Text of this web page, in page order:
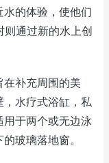
的体验，使他们
通过新的水上创
在补充周围的美
水疗式浴缸，私
于两个或无边泳
玻璃落地窗。